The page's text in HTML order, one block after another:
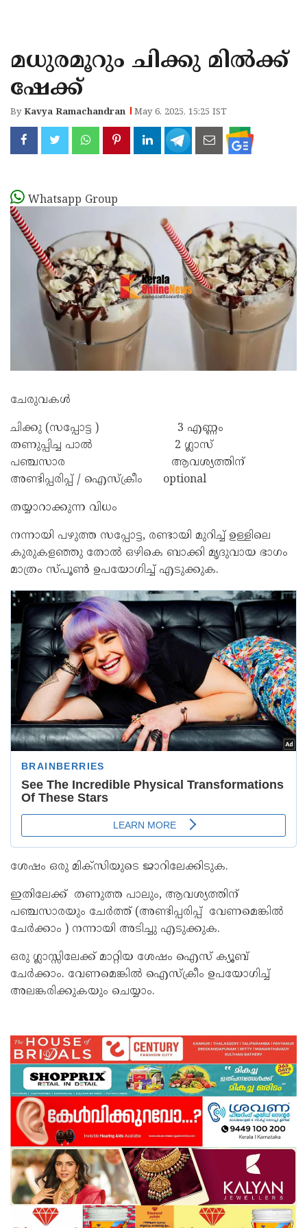
KANNUR
KASARAGOD
മധുരമൂറും ചിക്കു മില്‍ക്ക്
ഷേക്ക്
ByKavya Ramachandran May 6, 2025, 15:25 IST
Whatsapp Group
ചേരുവകൾ
ചിക്കു (സപ്പോട്ട ) 3 എണ്ണം
തണുപ്പിച്ച പാൽ 2 ഗ്ലാസ്‌
പഞ്ചസാര ആവശ്യത്തിന്
അണ്ടിപ്പരിപ്പ് / ഐസ്ക്രീം optional
തയ്യാറാക്കുന്ന വിധം
നന്നായി പഴുത്ത സപ്പോട്ട, രണ്ടായി മുറിച്ച് ഉള്ളിലെ
കുരുകളഞ്ഞു തോൽ ഒഴികെ ബാക്കി മൃദുവായ ഭാഗം
മാത്രം സ്പൂൺ ഉപയോഗിച്ച് എടുക്കുക.
ശേഷം ഒരു മിക്സിയുടെ ജാറിലേക്കിടുക.
ഇതിലേക്ക് തണുത്ത പാലും, ആവശ്യത്തിന്
പഞ്ചസാരയും ചേർത്ത് (അണ്ടിപ്പരിപ്പ് വേണമെങ്കിൽ
ചേർക്കാം ) നന്നായി അടിച്ചു എടുക്കുക.
ഒരു ഗ്ലാസ്സിലേക്ക് മാറ്റിയ ശേഷം ഐസ് ‌ക്യൂബ്
ചേർക്കാം. വേണമെങ്കിൽ ഐസ്ക്രീം ഉപയോ​ഗിച്ച്
അലങ്കരിക്കുകയും ചെയ്യാം.